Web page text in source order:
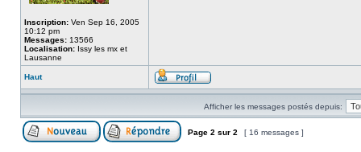
Inscription: Ven Sep 16, 2005
10:12 pm
Messages: 13566
Localisation: Issy les mx et
Lausanne
Haut
Afficher les messages postés depuis:
Page 2 sur 2 [ 16 messages ]